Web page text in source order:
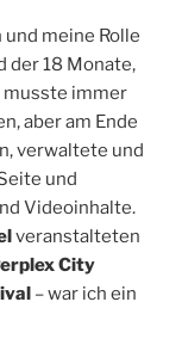
meine Rolle
der 18 Monate,
musste immer
aber am Ende
verwaltete und
und
Videoinhalte.
veranstalteten
City
– war ich ein